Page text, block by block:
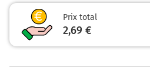
Prix total
2,69 €